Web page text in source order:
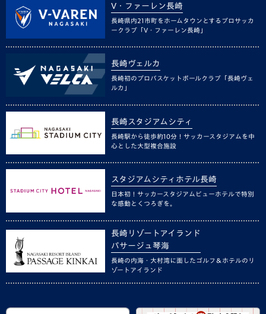
V・ファーレン長崎
長崎県内21市町をホームタウンとするプロサッカ
ークラブ「V・ファーレン長崎」
長崎ヴェルカ
長崎初のプロバスケットボールクラブ「長崎ヴェ
ルカ」
長崎スタジアムシティ
長崎駅から徒歩約10分！サッカースタジアムを中
心とした大型複合施設
スタジアムシティホテル長崎
日本初！サッカースタジアムビューホテルで特別
な感動とくつろぎを。
長崎リゾートアイランド
パサージュ琴海
長崎の内海・大村湾に面したゴルフ＆ホテルのリ
ゾートアイランド